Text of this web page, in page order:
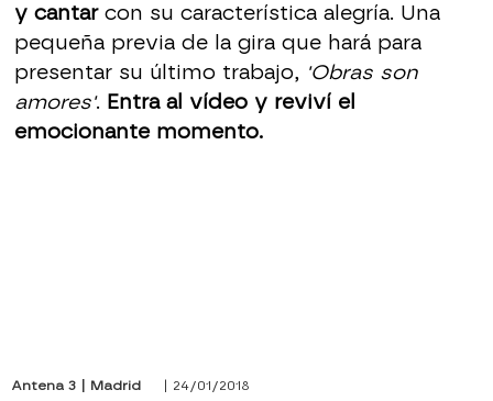
y cantarcon su característica alegría. Una
pequeña previa de la gira que hará para
presentar su último trabajo, 'Obras son
amores'. Entra al vídeo y reviví el
emocionante momento.
Antena 3 | Madrid | 24/01/2018